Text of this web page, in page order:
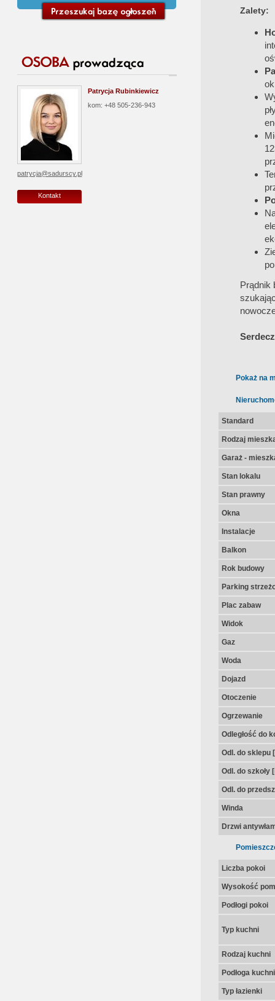
Patrycja Rubinkiewicz
kom: +48 505-236-943
patrycja@sadurscy.pl
Kontakt
Zalety:
Prądnik
Pokaż na
Standard
Rodzaj
Garaż -
Stan lokalu
Stan prawny
Okna
Instalacje
Balkon
Rok budowy
Parking
Plac zabaw
Widok
Gaz
Woda
Dojazd
Otoczenie
Ogrzewanie
Odległość do
Odl. do sklepu
Odl. do szkoły
Odl. do
Winda
Drzwi
Liczba pokoi
Wysokość
Podłogi pokoi
Typ kuchni
Rodzaj kuchni
Podłoga kuchni
Typ łazienki